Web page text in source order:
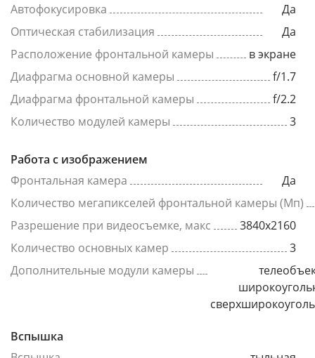
Автофокусировка
Да
Оптическая стабилизация
Да
Расположение фронтальной камеры
в экране
Диафрагма основной камеры
f/1.7
Диафрагма фронтальной камеры
f/2.2
Количество модулей камеры
3
Работа с изображением
Фронтальная камера
Да
Количество мегапикселей фронтальной камеры (Мп)
Разрешение при видеосъемке, макс
3840x2160
Количество основных камер
3
Дополнительные модули камеры
Вспышка